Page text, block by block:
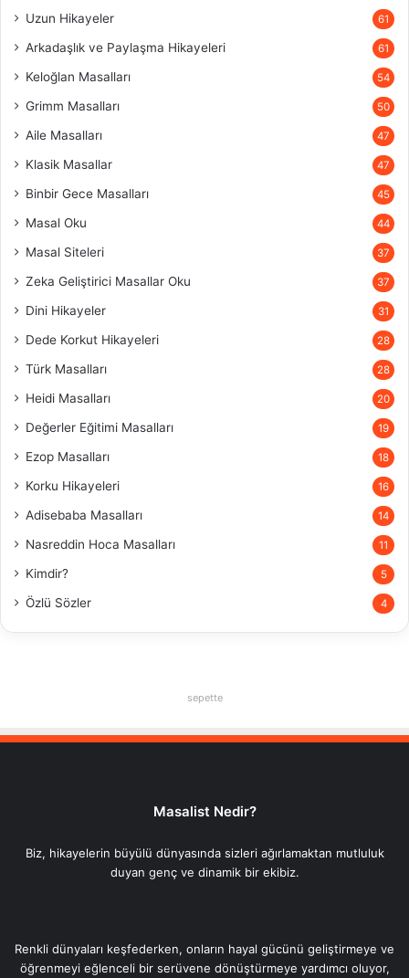
Uzun Hikayeler 61
Arkadaşlık ve Paylaşma Hikayeleri 61
Keloğlan Masalları 54
Grimm Masalları 50
Aile Masalları 47
Klasik Masallar 47
Binbir Gece Masalları 45
Masal Oku 44
Masal Siteleri 37
Zeka Geliştirici Masallar Oku 37
Dini Hikayeler 31
Dede Korkut Hikayeleri 28
Türk Masalları 28
Heidi Masalları 20
Değerler Eğitimi Masalları 19
Ezop Masalları 18
Korku Hikayeleri 16
Adisebaba Masalları 14
Nasreddin Hoca Masalları 11
Kimdir? 5
Özlü Sözler 4
sepette
Masalist Nedir?
Biz, hikayelerin büyülü dünyasında sizleri ağırlamaktan mutluluk
duyan genç ve dinamik bir ekibiz.
Renkli dünyaları keşfederken, onların hayal gücünü geliştirmeye ve
öğrenmeyi eğlenceli bir serüvene dönüştürmeye yardımcı oluyor,